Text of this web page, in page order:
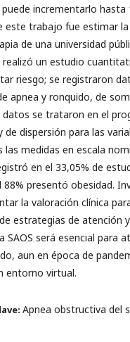
incrementarlo hasta
este trabajo fue estimar la
de una universidad
realizó un estudio
riesgo; se registraron
apnea y ronquido, de
se trataron en el
de dispersión para las
las medidas en escala
en el 33,05% de
88% presentó obesidad.
la valoración clínica
estrategias de atención
SAOS será esencial para
aun en época de
entorno virtual.
Apnea obstructiva del